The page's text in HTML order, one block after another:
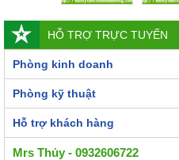
HỖ TRỢ TRỰC TUYẾN
Phòng kinh doanh
Phòng kỹ thuật
Hỗ trợ khách hàng
Mrs Thủy - 0932606722